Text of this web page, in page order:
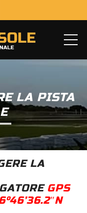
LA PISTA
LA
GPS